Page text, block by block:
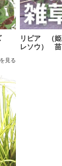
見る
リピア （
レソウ） 苗